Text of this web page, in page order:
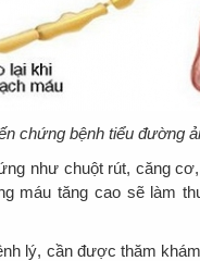
chứng bệnh tiểu đường
như chuột rút, căng
máu tăng cao sẽ làm
lý, cần được thăm